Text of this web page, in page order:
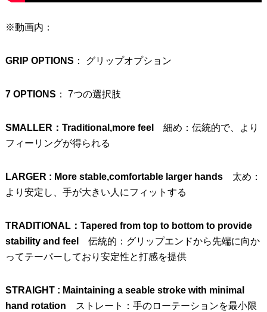
※動画内：
GRIP OPTIONS ： グリップオプション
7 OPTIONS ： 7つの選択肢
SMALLER：Traditional,more feel
細め：伝統的で、より
フィーリングが得られる
LARGER : More stable,comfortable larger hands太め：
より安定し、手が大きい人にフィットする
TRADITIONAL：Tapered from top to bottom to provide
stability and feel
伝統的：グリップエンドから先端に向か
ってテーパーしており安定性と打感を提供
STRAIGHT : Maintaining a seable stroke with minimal
hand rotation ストレート：手のローテーションを最小限